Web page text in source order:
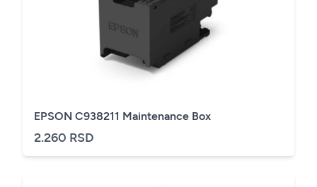
EPSON C938211 Maintenance Box
2.260 RSD